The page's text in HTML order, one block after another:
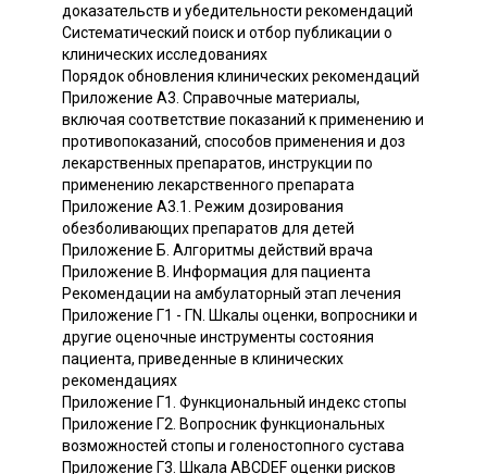
доказательств и убедительности рекомендаций
Систематический поиск и отбор публикации о
клинических исследованиях
Порядок обновления клинических рекомендаций
Приложение А3. Справочные материалы,
включая соответствие показаний к применению и
противопоказаний, способов применения и доз
лекарственных препаратов, инструкции по
применению лекарственного препарата
Приложение А3.1. Режим дозирования
обезболивающих препаратов для детей
Приложение Б. Алгоритмы действий врача
Приложение В. Информация для пациента
Рекомендации на амбулаторный этап лечения
Приложение Г1 - ГN. Шкалы оценки, вопросники и
другие оценочные инструменты состояния
пациента, приведенные в клинических
рекомендациях
Приложение Г1. Функциональный индекс стопы
Приложение Г2. Вопросник функциональных
возможностей стопы и голеностопного сустава
Приложение Г3. Шкала ABCDEF оценки рисков